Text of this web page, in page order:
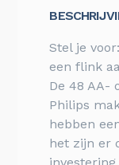
Stel je
een flink
De 48 AA-
Philips
hebben
het zijn er